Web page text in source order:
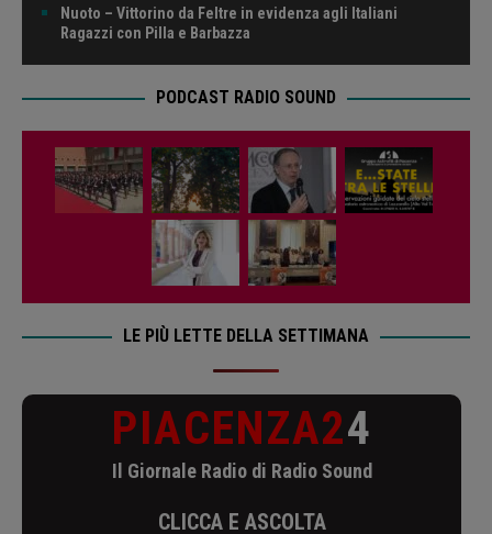
Nuoto – Vittorino da Feltre in evidenza agli Italiani
Ragazzi con Pilla e Barbazza
PODCAST RADIO SOUND
LE PIÙ LETTE DELLA SETTIMANA
PIACENZA24
Il Giornale Radio di Radio Sound
CLICCA E ASCOLTA